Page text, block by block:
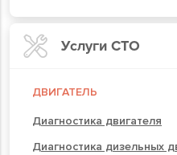
Услуги СТО
ДВИГАТЕЛЬ
Диагностика двигателя
Диагностика дизельных